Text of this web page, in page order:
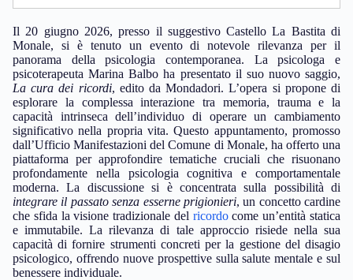
Il 20 giugno 2026, presso il suggestivo Castello La Bastita di
Monale, si è tenuto un evento di notevole rilevanza per il
panorama della psicologia contemporanea. La psicologa e
psicoterapeuta Marina Balbo ha presentato il suo nuovo saggio,
La cura dei ricordi, edito da Mondadori. L’opera si propone di
esplorare la complessa interazione tra memoria, trauma e la
capacità intrinseca dell’individuo di operare un cambiamento
significativo nella propria vita. Questo appuntamento, promosso
dall’Ufficio Manifestazioni del Comune di Monale, ha offerto una
piattaforma per approfondire tematiche cruciali che risuonano
profondamente nella psicologia cognitiva e comportamentale
moderna. La discussione si è concentrata sulla possibilità di
integrare il passato senza esserne prigionieri, un concetto cardine
che sfida la visione tradizionale del ricordocome un’entità statica
e immutabile. La rilevanza di tale approccio risiede nella sua
capacità di fornire strumenti concreti per la gestione del disagio
psicologico, offrendo nuove prospettive sulla salute mentale e sul
benessere individuale.